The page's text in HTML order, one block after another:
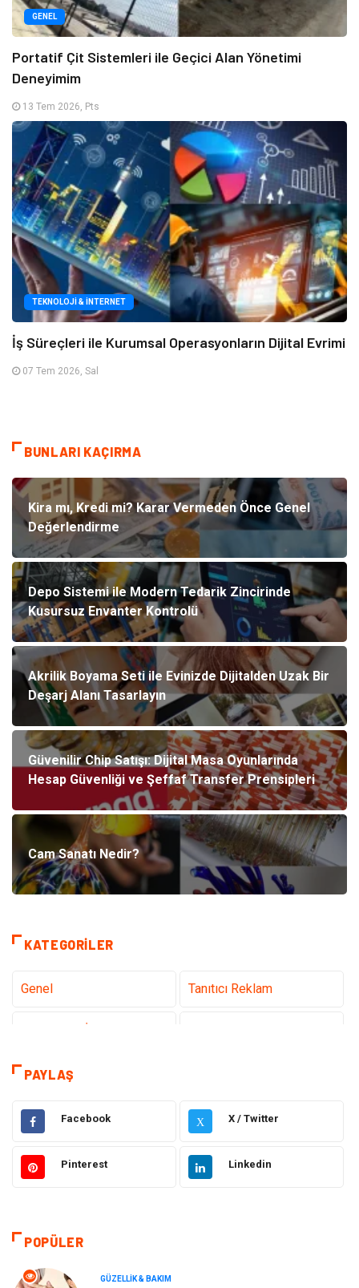
GENEL
Portatif Çit Sistemleri ile Geçici Alan Yönetimi
Deneyimim
13 Tem 2026, Pts
TEKNOLOJI & İNTERNET
İş Süreçleri ile Kurumsal Operasyonların Dijital Evrimi
07 Tem 2026, Sal
BUNLARI KAÇIRMA
Kira mı, Kredi mi? Karar Vermeden Önce Genel
Değerlendirme
Depo Sistemi ile Modern Tedarik Zincirinde
Kusursuz Envanter Kontrolü
Akrilik Boyama Seti ile Evinizde Dijitalden Uzak Bir
Deşarj Alanı Tasarlayın
Güvenilir Chip Satışı: Dijital Masa Oyunlarında
Hesap Güvenliği ve Şeffaf Transfer Prensipleri
Cam Sanatı Nedir?
KATEGORILER
Genel Tanıtıcı Reklam
Eğitim & Kariyer
Gündem Hukuk
Moda Sağlıklı Yaşam
Bilgisayar & Yazılım
Makine
PAYLAŞ
Facebook X X / Twitter
Pinterest Linkedin
POPÜLER
GÜZELLIK & BAKIM